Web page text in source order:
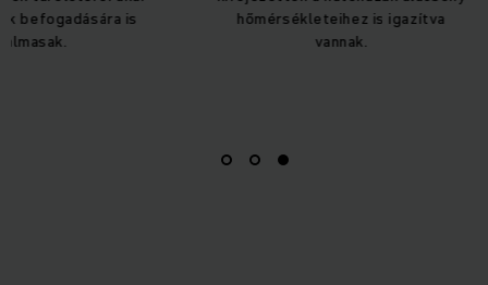
befogadására is
hőmérsékleteihez is igazítva
vannak.